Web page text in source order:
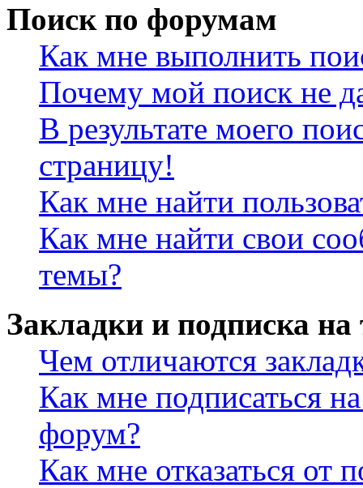
Поиск по форумам
Как мне выполнить
Почему мой поиск не
В результате моего
страницу!
Как мне найти
Как мне найти свои
темы?
Закладки и подписка
Чем отличаются
Как мне подписаться
форум?
Как мне отказаться от